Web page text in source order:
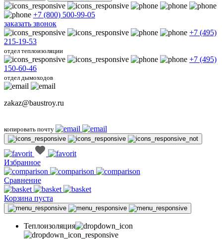
+7 (800) 500-99-05
заказать звонок
+7 (495)
215-19-53
отдел теплоизоляции
+7 (495)
150-60-46
отдел дымоходов
zakaz@baustroy.ru
копировать почту
Избранное
Сравнение
Корзина пуста
Теплоизоляция